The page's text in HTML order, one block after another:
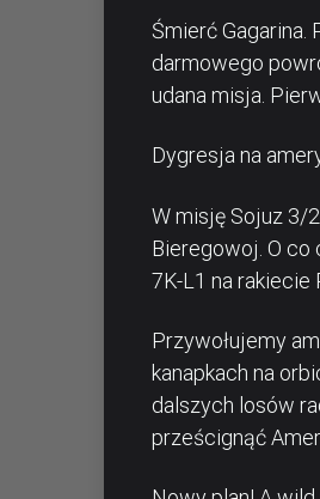
Śmierć
darmowego
udana misja.
Dygresja na
W misję Sojuz 3/
Bieregowoj. O co
7K-L1 na rakiecie
Przywołujemy
kanapkach na
dalszych losów
prześcignąć